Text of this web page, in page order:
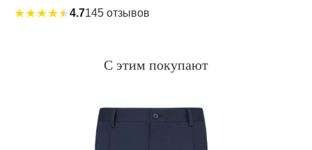
★★★★★4.7145 отзывов
С этим покупают